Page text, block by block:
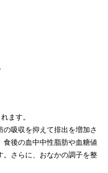
ます。
吸収を抑えて排出を増加さ
食後の血中中性脂肪や血糖値
。さらに、おなかの調子を整